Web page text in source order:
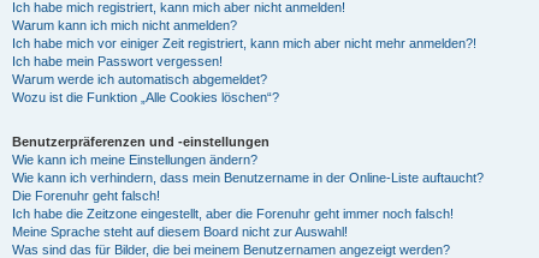
Ich habe mich registriert, kann mich aber nicht anmelden!
Warum kann ich mich nicht anmelden?
Ich habe mich vor einiger Zeit registriert, kann mich aber nicht mehr anmelden?!
Ich habe mein Passwort vergessen!
Warum werde ich automatisch abgemeldet?
Wozu ist die Funktion „Alle Cookies löschen“?
Benutzerpräferenzen und -einstellungen
Wie kann ich meine Einstellungen ändern?
Wie kann ich verhindern, dass mein Benutzername in der Online-Liste auftaucht?
Die Forenuhr geht falsch!
Ich habe die Zeitzone eingestellt, aber die Forenuhr geht immer noch falsch!
Meine Sprache steht auf diesem Board nicht zur Auswahl!
Was sind das für Bilder, die bei meinem Benutzernamen angezeigt werden?